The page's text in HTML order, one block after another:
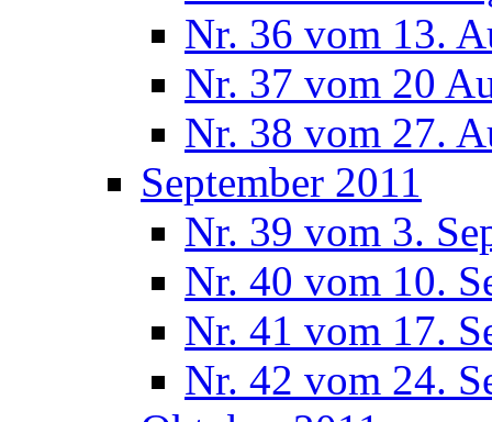
Nr. 36 vom 13.
Nr. 37 vom 20
Nr. 38 vom 27.
September 2011
Nr. 39 vom 3.
Nr. 40 vom 10.
Nr. 41 vom 17.
Nr. 42 vom 24.